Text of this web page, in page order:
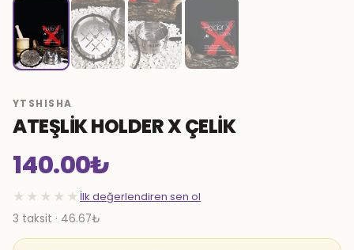
YTSHISHA
ATEŞLİK HOLDER X ÇELİK
140.00₺
★★★★★ İlk değerlendiren sen ol
3 taksit · 46.67₺